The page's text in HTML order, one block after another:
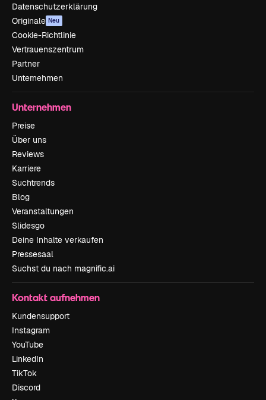
Datenschutzerklärung
Originale Neu
Cookie-Richtlinie
Vertrauenszentrum
Partner
Unternehmen
Unternehmen
Preise
Über uns
Reviews
Karriere
Suchtrends
Blog
Veranstaltungen
Slidesgo
Deine Inhalte verkaufen
Pressesaal
Suchst du nach magnific.ai
Kontakt aufnehmen
Kundensupport
Instagram
YouTube
LinkedIn
TikTok
Discord